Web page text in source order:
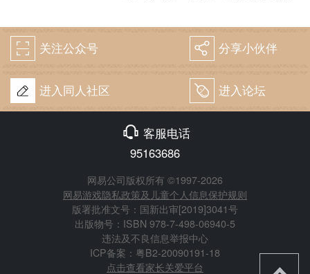
򰀁 关注公众号 򰀂 分享小伙伴
进入同人社区 򰀄 进入论坛
򰀃 客服电话
95163686
网易公司版权所有 ©1997-2026
网易游戏隐私政策及儿童个人信息保护规则
版署批准文号：国新出审[2019]3041号
出版物号：ISBN 978-7-498-06940-5
违法及不良信息举报中心
ICP备案：粤B2-20090191-18
点击查看家长关爱平台